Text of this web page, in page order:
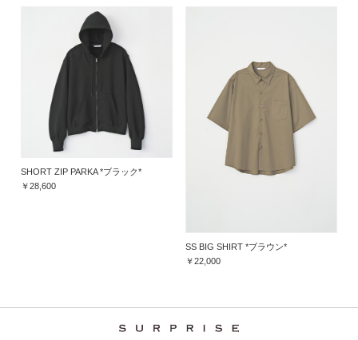
SHORT ZIP PARKA *ブラック*
￥28,600
SS BIG SHIRT *ブラウン*
￥22,000